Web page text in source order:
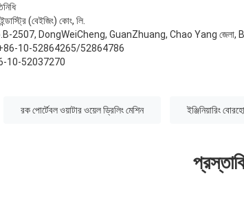
(বেইজিং) কোং, লি.
2507, DongWeiCheng, GuanZhuang, Chao Yang জেলা,
+86-10-52864265/52864786
10-52037270
রক পোর্টেবল ওয়াটার ওয়েল ড্রিলিং মেশিন ইঞ্জিনিয়ারিং